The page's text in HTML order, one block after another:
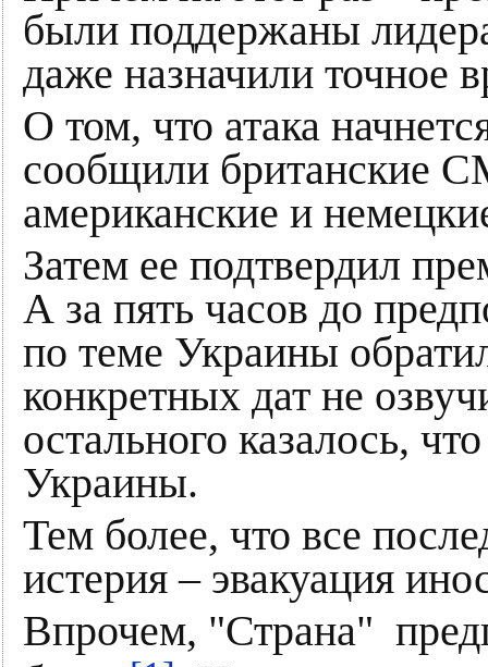
были поддержаны
даже назначили точное
О том, что атака
сообщили британские
американские и
Затем ее подтвердил
А за пять часов до
по теме Украины
конкретных дат не
остального казалось,
Украины.
Тем более, что все
истерия – эвакуация
Впрочем, "Страна"